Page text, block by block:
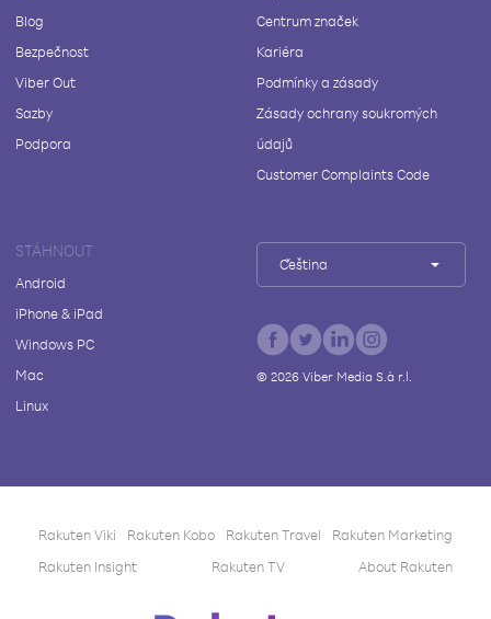
Blog
Bezpečnost
Viber Out
Sazby
Podpora
Centrum značek
Kariéra
Podmínky a zásady
Zásady ochrany soukromých
údajů
Customer Complaints Code
STÁHNOUT
Android
iPhone & iPad
Windows PC
Mac
Linux
Čeština
© 2026Viber Media S.à r.l.
Rakuten Viki Rakuten Kobo Rakuten Travel
Rakuten Marketing
Rakuten Insight
Rakuten TV About Rakuten